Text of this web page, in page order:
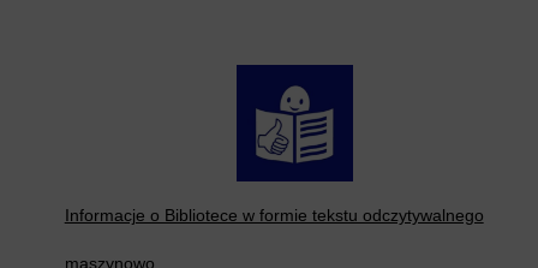
Informacje o Bibliotece w formie tekstu odczytywalnego
maszynowo